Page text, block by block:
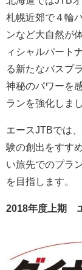
札幌近郊で４輪
ンなど大自然が
ィシャルパート
る新たなバスプ
神秘のパワーを
ランを強化しまし
エースJTBでは
験の創出をすす
い旅先でのプラ
を目指します。
2018年度上期